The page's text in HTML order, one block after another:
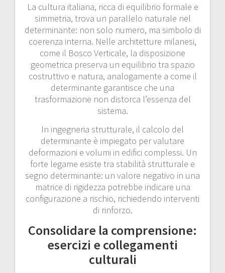
La cultura italiana, ricca di equilibrio formale e
simmetria, trova un parallelo naturale nel
determinante: non solo numero, ma simbolo di
coerenza interna. Nelle architetture milanesi,
come il Bosco Verticale, la disposizione
geometrica preserva un equilibrio tra spazio
costruttivo e natura, analogamente a come il
determinante garantisce che una
trasformazione non distorca l’essenza del
sistema.
In ingegneria strutturale, il calcolo del
determinante è impiegato per valutare
deformazioni e volumi in edifici complessi. Un
forte legame esiste tra stabilità strutturale e
segno determinante: un valore negativo in una
matrice di rigidezza potrebbe indicare una
configurazione a rischio, richiedendo interventi
di rinforzo.
Consolidare la comprensione:
esercizi e collegamenti
culturali